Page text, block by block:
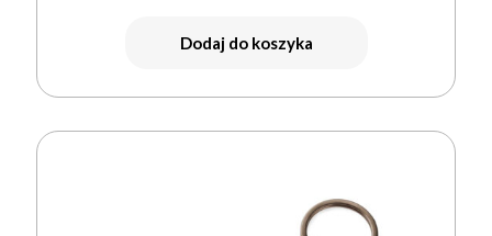
Dodaj do koszyka